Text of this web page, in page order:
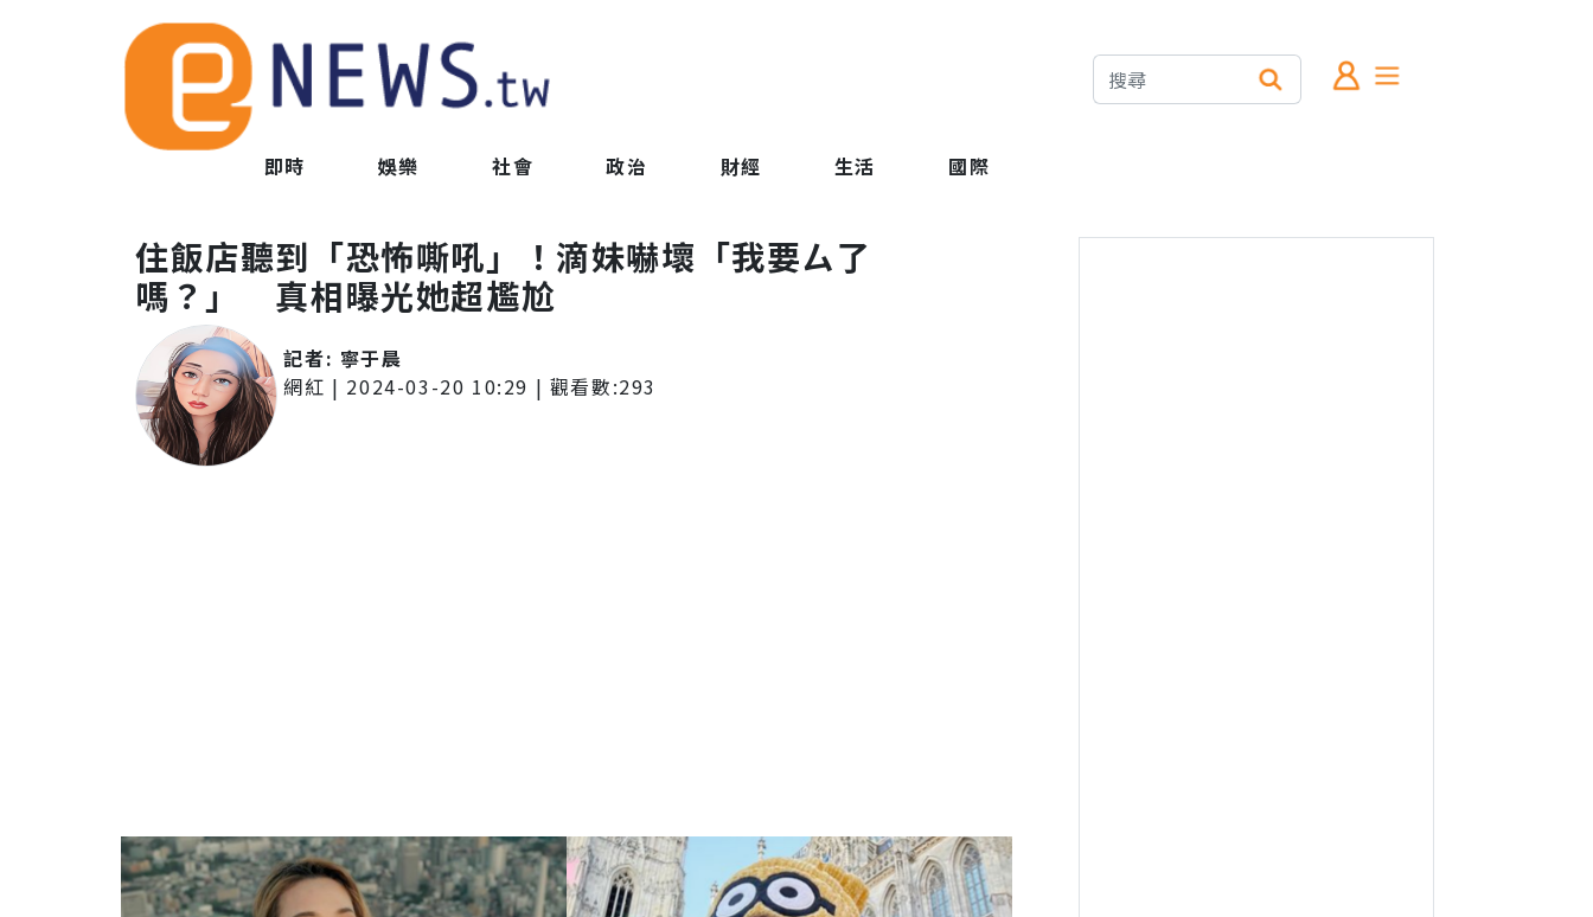
即時 娛樂 社會 政治 財經 生活 國際
住飯店聽到「恐怖嘶吼」！滴妹嚇壞「我要ㄙ了
嗎？」 真相曝光她超尷尬
記者: 寧于晨
網紅 | 2024-03-20 10:29 | 觀看數:293